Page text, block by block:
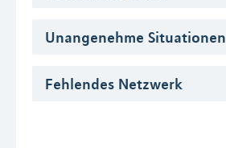
Unangenehme Situationen
Fehlendes Netzwerk